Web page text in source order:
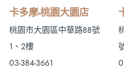
卡多摩-桃園大園店
桃園市大園區中華路88號
1、2樓
03-384-3661